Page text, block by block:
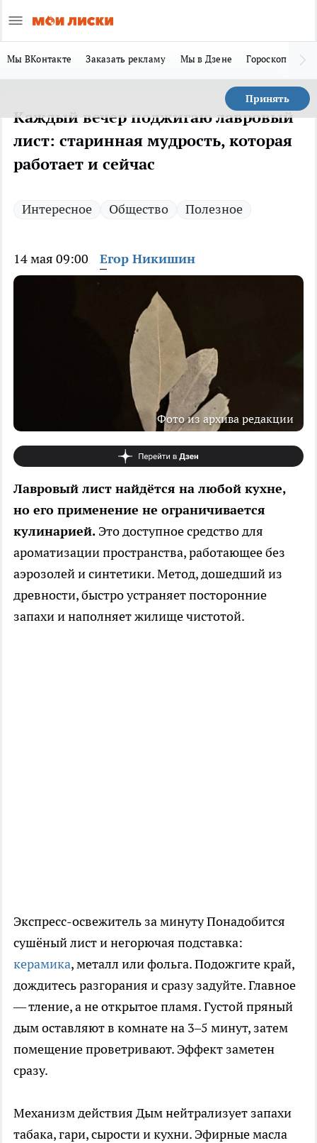
Мы ВКонтакте Заказать рекламу Мы в Дзене Гороскоп
Принять
Каждый вечер поджигаю лавровый
лист: старинная мудрость, которая
работает и сейчас
Интересное Общество Полезное
14 мая 09:00 Егор Никишин
Фото из архива редакции
Лавровый лист найдётся на любой кухне,
но его применение не ограничивается
кулинарией. Это доступное средство для
ароматизации пространства, работающее без
аэрозолей и синтетики. Метод, дошедший из
древности, быстро устраняет посторонние
запахи и наполняет жилище чистотой.
Экспресс-освежитель за минуту Понадобится
сушёный лист и негорючая подставка:
керамика, металл или фольга. Подожгите край,
дождитесь разгорания и сразу задуйте. Главное
— тление, а не открытое пламя. Густой пряный
дым оставляют в комнате на 3–5 минут, затем
помещение проветривают. Эффект заметен
сразу.
Механизм действия Дым нейтрализует запахи
табака, гари, сырости и кухни. Эфирные масла